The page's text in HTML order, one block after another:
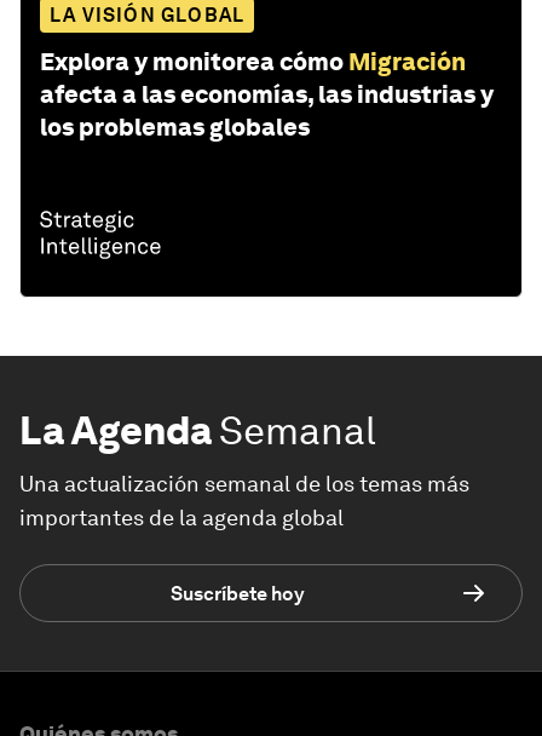
LA VISIÓN GLOBAL
Explora y monitorea cómo Migración
afecta a las economías, las industrias y
los problemas globales
La AgendaSemanal
Una actualización semanal de los temas más
importantes de la agenda global
Suscríbete hoy